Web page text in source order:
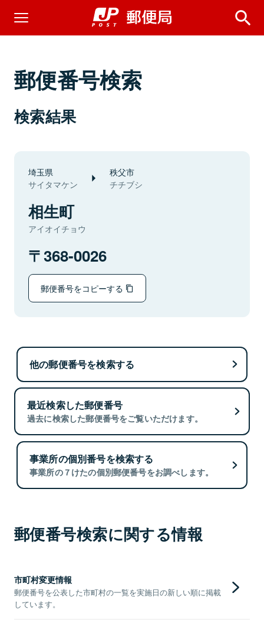
郵便番号検索
検索結果
埼玉県
サイタマケン
秩父市
チチブシ
相生町
アイオイチョウ
368-0026
郵便番号をコピーする
他の郵便番号を検索する
最近検索した郵便番号
過去に検索した郵便番号をご覧いただけます。
事業所の個別番号を検索する
事業所の７けたの個別郵便番号をお調べします。
郵便番号検索に関する情報
市町村変更情報
郵便番号を公表した市町村の一覧を実施日の新しい順に掲載
しています。